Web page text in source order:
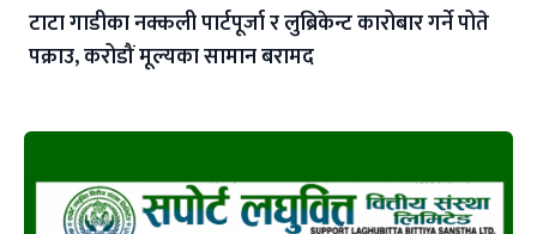
टाटा गाडीका नक्कली पार्टपूर्जा र लुब्रिकेन्ट कारोबार गर्ने पोते
पक्राउ, करोडौं मूल्यका सामान बरामद